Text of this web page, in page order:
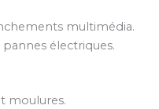
multimédia.
électriques.
moulures.